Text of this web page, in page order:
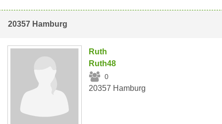
20357 Hamburg
Ruth
Ruth48
0
20357 Hamburg